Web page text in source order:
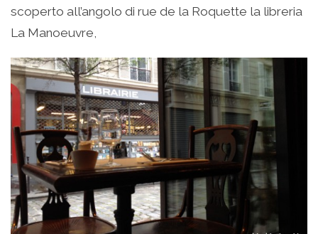
scoperto all’angolo di rue de la Roquette la libreria
La Manoeuvre,